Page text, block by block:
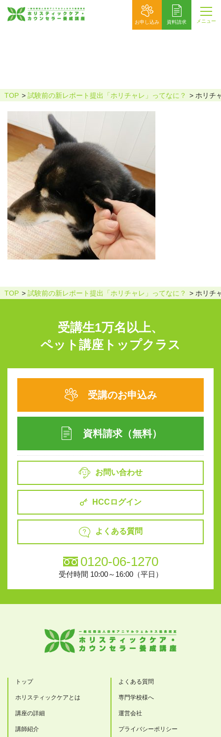
お申し込み 資料請求 メニュー
TOP 試験前の新レポート提出「ホリチャレ」ってなに？ ホリチ
TOP 試験前の新レポート提出「ホリチャレ」ってなに？ ホリチ
受講生1万名以上、
ペット講座トップクラス
受講のお申込み
資料請求（無料）
お問い合わせ
HCCログイン
よくある質問
0120-06-1270
受付時間 10:00～16:00（平日）
トップ
ホリスティックケアとは
講座の詳細
講師紹介
よくある質問
専門学校様へ
運営会社
プライバシーポリシー